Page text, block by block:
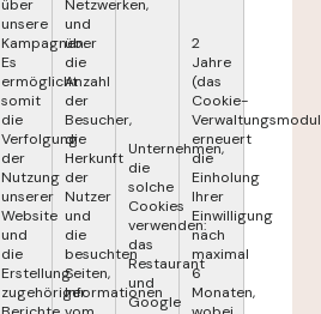
über
unsere
Kampagnen.
Es
ermöglicht
somit
die
Verfolgung
der
Nutzung
unserer
Website
und
die
Erstellung
zugehöriger
Netzwerken,
und
über
die
Anzahl
der
Besucher,
die
Herkunft
der
Nutzer
und
die
besuchten
Seiten,
Informationen
Unternehmen,
die
solche
Cookies
verwenden:
das
Restaurant
und
Google
2
Jahre
(das
Cookie-
Verwaltungsmodul
erneuert
die
Einholung
Ihrer
Einwilligung
nach
maximal
6
Monaten,